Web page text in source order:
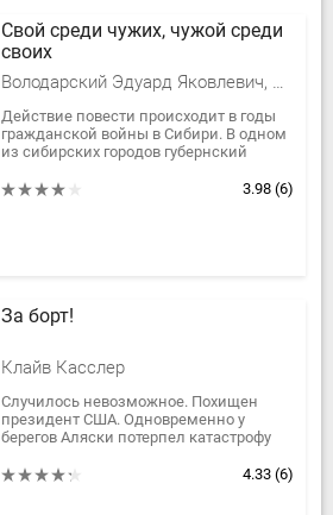
Свой среди чужих, чужой среди
своих
Володарский Эдуард Яковлевич, Михалков Никита Сергеевич
Действие повести происходит в годы
гражданской войны в Сибири. В одном
из сибирских городов губернский
драгоценности. Враг,...
3.98 (6)
За борт!
Клайв Касслер
Случилось невозможное. Похищен
президент США. Одновременно у
берегов Аляски потерпел катастрофу
на борту. Если не отыскать
4.33 (6)